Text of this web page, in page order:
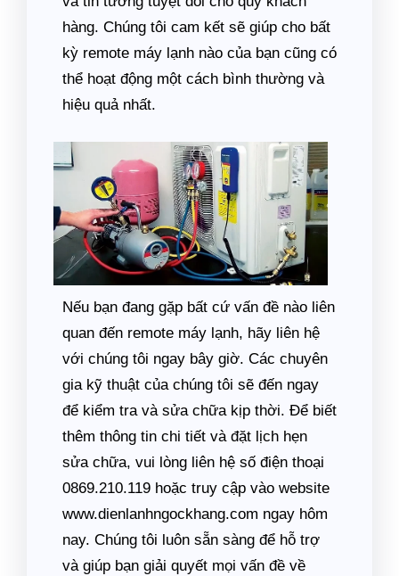
hàng. Chúng tôi cam kết sẽ giúp cho bất
kỳ remote máy lạnh nào của bạn cũng có
thể hoạt động một cách bình thường và
hiệu quả nhất.
Nếu bạn đang gặp bất cứ vấn đề nào liên
quan đến remote máy lạnh, hãy liên hệ
với chúng tôi ngay bây giờ. Các chuyên
gia kỹ thuật của chúng tôi sẽ đến ngay
để kiểm tra và sửa chữa kịp thời. Để biết
thêm thông tin chi tiết và đặt lịch hẹn
sửa chữa, vui lòng liên hệ số điện thoại
0869.210.119 hoặc truy cập vào website
www.dienlanhngockhang.com ngay hôm
nay. Chúng tôi luôn sẵn sàng để hỗ trợ
và giúp bạn giải quyết mọi vấn đề về